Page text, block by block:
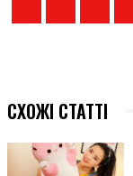
СХОЖІ СТАТТІ